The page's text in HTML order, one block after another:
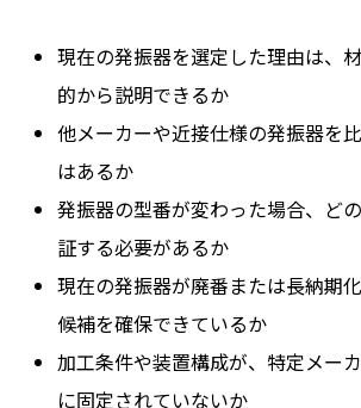
現在の発振器を選定した理由は、
的から説明できるか
他メーカーや近接仕様の発振器を
はあるか
発振器の型番が変わった場合、ど
証する必要があるか
現在の発振器が廃番または長納期
候補を確保できているか
加工条件や装置構成が、特定メー
に固定されていないか